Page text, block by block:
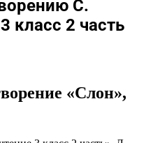
С.
класс 2 часть
«Слон»,